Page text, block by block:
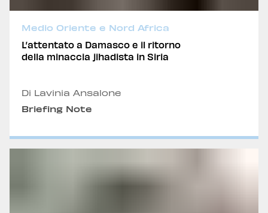
Medio Oriente e Nord Africa
L’attentato a Damasco e il ritorno
della minaccia jihadista in Siria
Di Lavinia Ansalone
Briefing Note